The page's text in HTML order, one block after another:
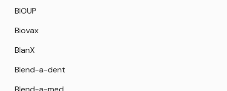
BIOUP
Biovax
BlanX
Blend-a-dent